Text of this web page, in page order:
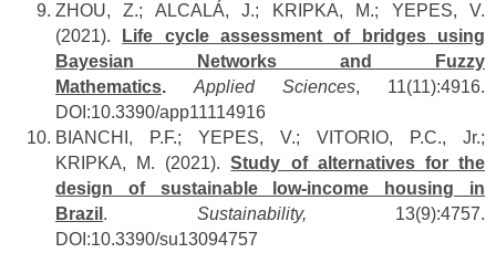
ZHOU, Z.; ALCALÁ, J.; KRIPKA, M.; YEPES, V.
(2021).
Life cycle assessment of bridges using
Bayesian Networks and Fuzzy
Mathematics. Applied Sciences, 11(11):4916.
DOI:10.3390/app11114916
BIANCHI, P.F.; YEPES, V.; VITORIO, P.C., Jr.;
KRIPKA, M. (2021).Study of alternatives for the
design of sustainable low-income housing in
Brazil . Sustainability, 13(9):4757.
DOI:10.3390/su13094757